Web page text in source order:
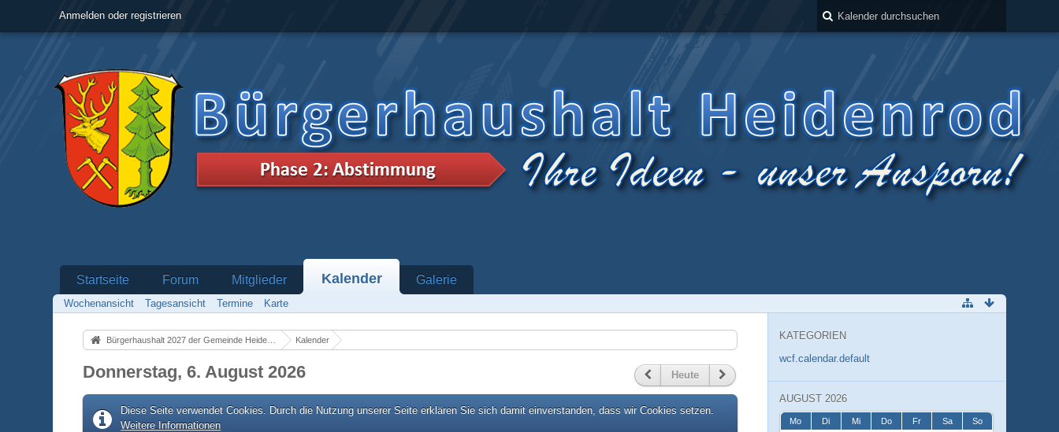
Anmelden oder registrieren
Startseite Forum Mitglieder Kalender Galerie
Wochenansicht Tagesansicht Termine Karte
Bürgerhaushalt 2027 der Gemeinde Heidenrod Kalender
Donnerstag, 6. August 2026 Heute
Diese Seite verwendet Cookies. Durch die Nutzung unserer Seite erklären Sie sich damit einverstanden, dass wir Cookies setzen.
Weitere Informationen
KATEGORIEN
wcf.calendar.default
AUGUST 2026
Mo Di Mi Do Fr Sa So